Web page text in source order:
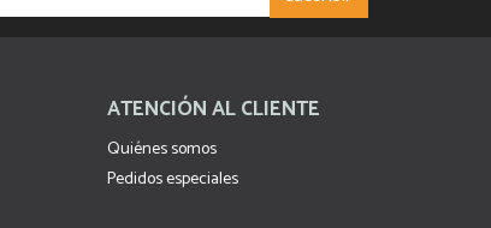
ATENCIÓN AL CLIENTE
Quiénes somos
Pedidos especiales